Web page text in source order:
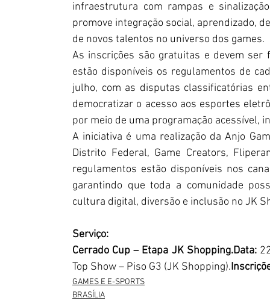
infraestrutura com rampas e
promove integração social, aprendizado,
de novos talentos no universo dos games.
As inscrições são gratuitas e devem ser
estão disponíveis os regulamentos de
julho, com as disputas classificatórias
democratizar o acesso aos esportes
por meio de uma programação acessível,
A iniciativa é uma realização da Anjo
Distrito Federal, Game Creators,
regulamentos estão disponíveis nos
garantindo que toda a comunidade
cultura digital, diversão e inclusão no JK
Serviço:
Cerrado Cup – Etapa JK Shopping.Data:
Top Show – Piso G3 (JK Shopping).
GAMES E E-SPORTS
BRASÍLIA